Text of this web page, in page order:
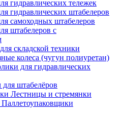
гидравлических тележек
гидравлических штабелеров
самоходных штабелеров
штабелеров с
складской техники
колеса (чугун полиуретан)
для гидравлических
штабелёров
Лестницы и стремянки
Паллетоупаковщики